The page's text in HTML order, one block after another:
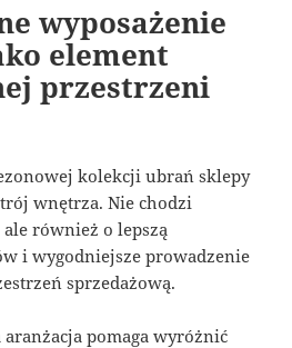
wyposażenie
element
przestrzeni
kolekcji ubrań sklepy
wnętrza. Nie chodzi
ale również o lepszą
i wygodniejsze prowadzenie
sprzedażową.
pomaga wyróżnić